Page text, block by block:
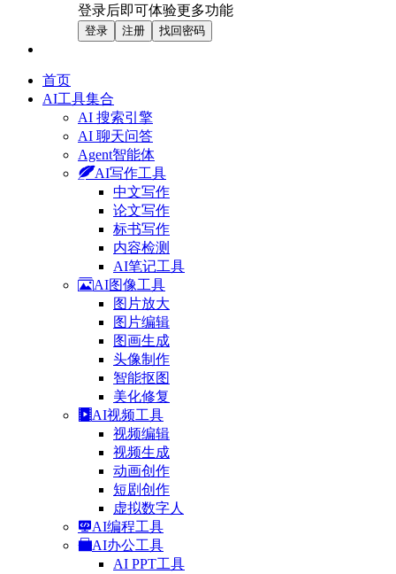
登录后即可体验更多功能
登录 注册 找回密码
首页
AI工具集合
AI 搜索引擎
AI 聊天问答
Agent智能体
AI写作工具
中文写作
论文写作
标书写作
内容检测
AI笔记工具
AI图像工具
图片放大
图片编辑
图画生成
头像制作
智能抠图
美化修复
AI视频工具
视频编辑
视频生成
动画创作
短剧创作
虚拟数字人
AI编程工具
AI办公工具
AI PPT工具